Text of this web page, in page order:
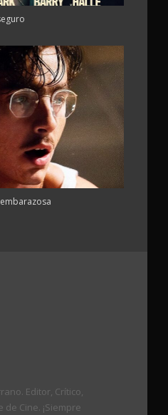
embarazosa
Editor, Crítico,
de Cine. ¡Siempre